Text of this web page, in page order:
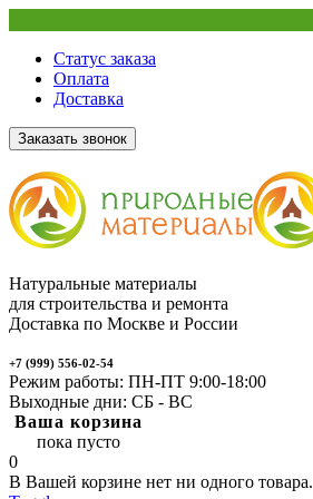
Статус заказа
Оплата
Доставка
Заказать звонок
Натуральные материалы
для строительства и ремонта
Доставка по Москве и России
+7 (999) 556-02-54
Режим работы: ПН-ПТ 9:00-18:00
Выходные дни: СБ - ВС
Ваша корзина
пока пусто
0
В Вашей корзине нет ни одного товара.